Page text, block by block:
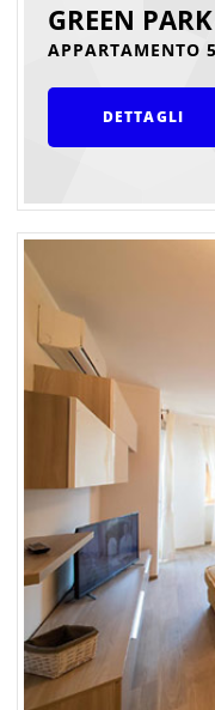
GREEN PARK
APPARTAMENTO
DETTAGLI